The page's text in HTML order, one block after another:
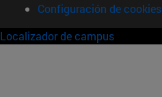
Configuración de cookies
Localizador de campus